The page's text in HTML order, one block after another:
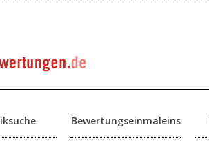
Bewertungseinmaleins